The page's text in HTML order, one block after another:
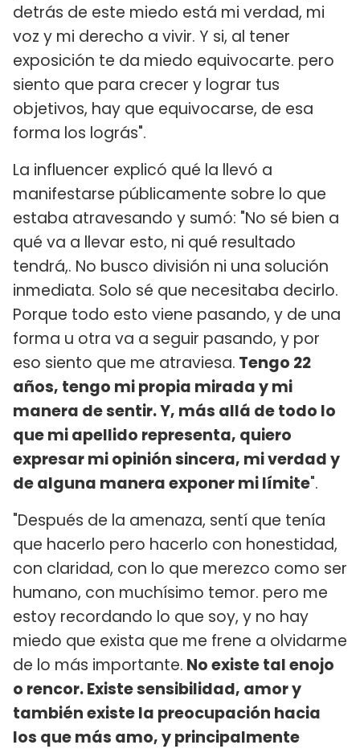
detrás de este miedo está mi verdad, mi
voz y mi derecho a vivir. Y si, al tener
exposición te da miedo equivocarte. pero
siento que para crecer y lograr tus
objetivos, hay que equivocarse, de esa
forma los lográs".
La influencer explicó qué la llevó a
manifestarse públicamente sobre lo que
estaba atravesando y sumó: "No sé bien a
qué va a llevar esto, ni qué resultado
tendrá,. No busco división ni una solución
inmediata. Solo sé que necesitaba decirlo.
Porque todo esto viene pasando, y de una
forma u otra va a seguir pasando, y por
eso siento que me atraviesa. Tengo 22
años, tengo mi propia mirada y mi
manera de sentir. Y, más allá de todo lo
que mi apellido representa, quiero
expresar mi opinión sincera, mi verdad y
de alguna manera exponer mi límite".
"Después de la amenaza, sentí que tenía
que hacerlo pero hacerlo con honestidad,
con claridad, con lo que merezco como ser
humano, con muchísimo temor. pero me
estoy recordando lo que soy, y no hay
miedo que exista que me frene a olvidarme
de lo más importante. No existe tal enojo
o rencor. Existe sensibilidad, amor y
también existe la preocupación hacia
los que más amo, y principalmente